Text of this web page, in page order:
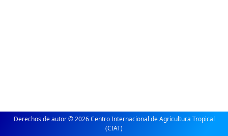
Derechos de autor © 2026 Centro Internacional de Agricultura Tropical
(CIAT)